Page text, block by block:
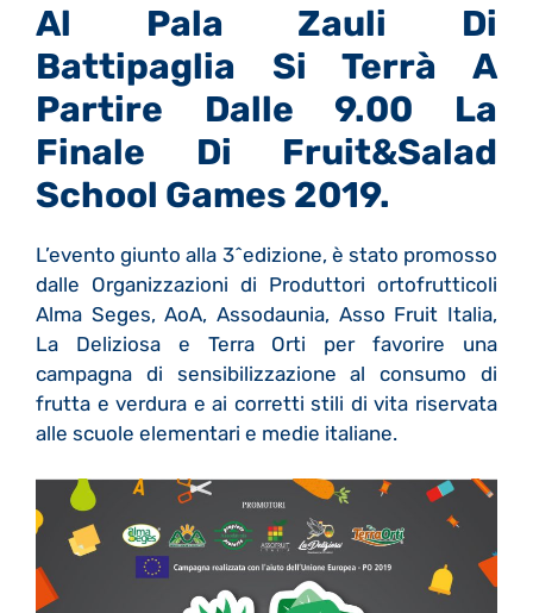
Al Pala Zauli Di
Battipaglia Si Terrà A
Partire Dalle 9.00 La
Finale Di Fruit&Salad
School Games 2019.
L’evento giunto alla 3^edizione, è stato promosso
dalle Organizzazioni di Produttori ortofrutticoli
Alma Seges, AoA, Assodaunia, Asso Fruit Italia,
La Deliziosa e Terra Orti per favorire una
campagna di sensibilizzazione al consumo di
frutta e verdura e ai corretti stili di vita riservata
alle scuole elementari e medie italiane.